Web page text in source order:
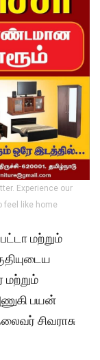
Experience our
feel like home
மற்றும்
மற்றும்
பயன்
சிவராசு